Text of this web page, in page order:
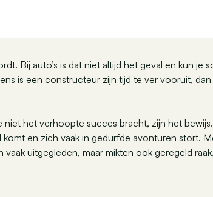
Bij auto’s is dat niet altijd het geval en kun je
is een constructeur zijn tijd te ver vooruit,
het verhoopte succes bracht, zijn het
komt en zich vaak in gedurfde avonturen stort.
uitgegleden, maar mikten ook geregeld raak.